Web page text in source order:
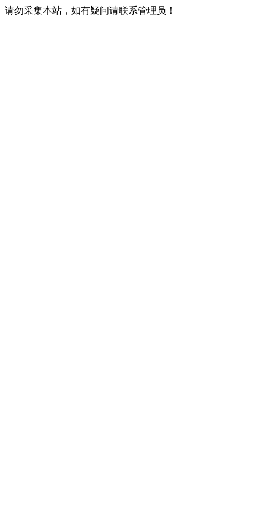
请勿采集本站，如有疑问请联系管理员！